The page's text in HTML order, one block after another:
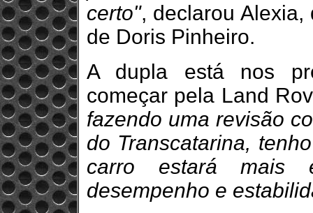
certo", declarou Alexia,
de Doris Pinheiro.
A dupla está nos
começar pela Land
fazendo uma revisão
do Transcatarina,
carro estará mais
desempenho e